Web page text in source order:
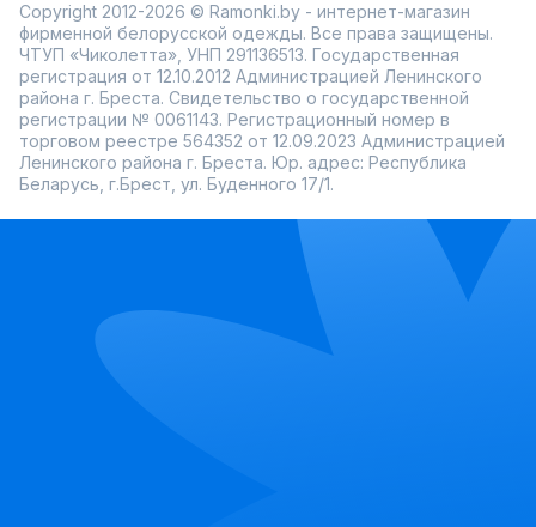
Copyright 2012-2026 © Ramonki.by - интернет-магазин
фирменной белорусской одежды. Все права защищены.
ЧТУП «Чиколетта», УНП 291136513. Государственная
регистрация от 12.10.2012 Администрацией Ленинского
района г. Бреста. Свидетельство о государственной
регистрации № 0061143. Регистрационный номер в
торговом реестре 564352 от 12.09.2023 Администрацией
Ленинского района г. Бреста. Юр. адрес: Республика
Беларусь, г.Брест, ул. Буденного 17/1.